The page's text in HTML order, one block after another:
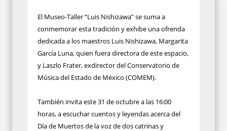
El Museo-Taller “Luis Nishizawa” se suma a
conmemorar esta tradición y exhibe una ofrenda
dedicada a los maestros Luis Nishizawa, Margarita
García Luna, quien fuera directora de este espacio,
y Laszlo Frater, exdirector del Conservatorio de
Música del Estado de México (COMEM).
También invita este 31 de octubre a las 16:00
horas, a escuchar cuentos y leyendas acerca del
Día de Muertos de la voz de dos catrinas y